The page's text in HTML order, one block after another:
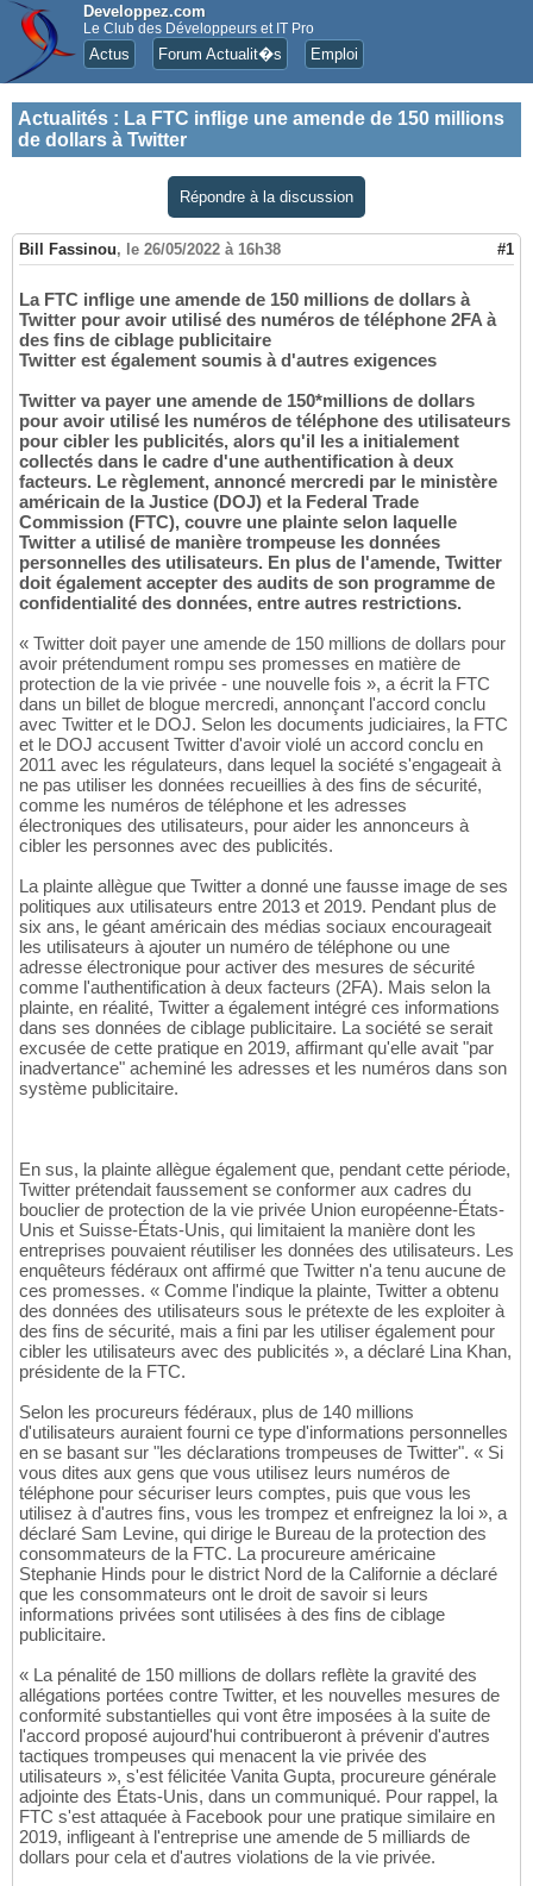
Developpez.com
Le Club des Développeurs et IT Pro
Actus Forum Actualit�s Emploi
Actualités : La FTC inflige une amende de 150 millions
de dollars à Twitter
Répondre à la discussion
Bill Fassinou, le 26/05/2022 à 16h38 #1
La FTC inflige une amende de 150 millions de dollars à
Twitter pour avoir utilisé des numéros de téléphone 2FA à
des fins de ciblage publicitaire
Twitter est également soumis à d'autres exigences
Twitter va payer une amende de 150*millions de dollars
pour avoir utilisé les numéros de téléphone des utilisateurs
pour cibler les publicités, alors qu'il les a initialement
collectés dans le cadre d'une authentification à deux
facteurs. Le règlement, annoncé mercredi par le ministère
américain de la Justice (DOJ) et la Federal Trade
Commission (FTC), couvre une plainte selon laquelle
Twitter a utilisé de manière trompeuse les données
personnelles des utilisateurs. En plus de l'amende, Twitter
doit également accepter des audits de son programme de
confidentialité des données, entre autres restrictions.
« Twitter doit payer une amende de 150 millions de dollars pour
avoir prétendument rompu ses promesses en matière de
protection de la vie privée - une nouvelle fois », a écrit la FTC
dans un billet de blogue mercredi, annonçant l'accord conclu
avec Twitter et le DOJ. Selon les documents judiciaires, la FTC
et le DOJ accusent Twitter d'avoir violé un accord conclu en
2011 avec les régulateurs, dans lequel la société s'engageait à
ne pas utiliser les données recueillies à des fins de sécurité,
comme les numéros de téléphone et les adresses
électroniques des utilisateurs, pour aider les annonceurs à
cibler les personnes avec des publicités.
La plainte allègue que Twitter a donné une fausse image de ses
politiques aux utilisateurs entre 2013 et 2019. Pendant plus de
six ans, le géant américain des médias sociaux encourageait
les utilisateurs à ajouter un numéro de téléphone ou une
adresse électronique pour activer des mesures de sécurité
comme l'authentification à deux facteurs (2FA). Mais selon la
plainte, en réalité, Twitter a également intégré ces informations
dans ses données de ciblage publicitaire. La société se serait
excusée de cette pratique en 2019, affirmant qu'elle avait "par
inadvertance" acheminé les adresses et les numéros dans son
système publicitaire.
En sus, la plainte allègue également que, pendant cette période,
Twitter prétendait faussement se conformer aux cadres du
bouclier de protection de la vie privée Union européenne-États-
Unis et Suisse-États-Unis, qui limitaient la manière dont les
entreprises pouvaient réutiliser les données des utilisateurs. Les
enquêteurs fédéraux ont affirmé que Twitter n'a tenu aucune de
ces promesses. « Comme l'indique la plainte, Twitter a obtenu
des données des utilisateurs sous le prétexte de les exploiter à
des fins de sécurité, mais a fini par les utiliser également pour
cibler les utilisateurs avec des publicités », a déclaré Lina Khan,
présidente de la FTC.
Selon les procureurs fédéraux, plus de 140 millions
d'utilisateurs auraient fourni ce type d'informations personnelles
en se basant sur "les déclarations trompeuses de Twitter". « Si
vous dites aux gens que vous utilisez leurs numéros de
téléphone pour sécuriser leurs comptes, puis que vous les
utilisez à d'autres fins, vous les trompez et enfreignez la loi », a
déclaré Sam Levine, qui dirige le Bureau de la protection des
consommateurs de la FTC. La procureure américaine
Stephanie Hinds pour le district Nord de la Californie a déclaré
que les consommateurs ont le droit de savoir si leurs
informations privées sont utilisées à des fins de ciblage
publicitaire.
« La pénalité de 150 millions de dollars reflète la gravité des
allégations portées contre Twitter, et les nouvelles mesures de
conformité substantielles qui vont être imposées à la suite de
l'accord proposé aujourd'hui contribueront à prévenir d'autres
tactiques trompeuses qui menacent la vie privée des
utilisateurs », s'est félicitée Vanita Gupta, procureure générale
adjointe des États-Unis, dans un communiqué. Pour rappel, la
FTC s'est attaquée à Facebook pour une pratique similaire en
2019, infligeant à l'entreprise une amende de 5 milliards de
dollars pour cela et d'autres violations de la vie privée.